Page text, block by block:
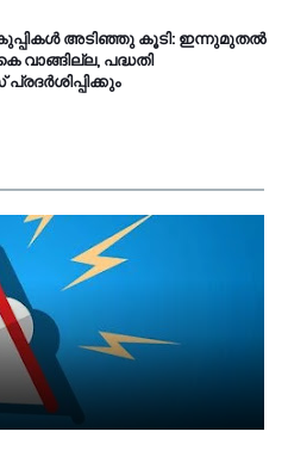
അടിഞ്ഞു കൂടി: ഇന്നുമുതല്‍
വാങ്ങില്ല, പദ്ധതി